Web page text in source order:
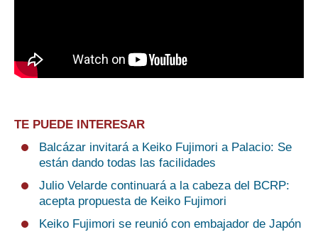
TE PUEDE INTERESAR
Balcázar invitará a Keiko Fujimori a Palacio: Se
están dando todas las facilidades
Julio Velarde continuará a la cabeza del BCRP:
acepta propuesta de Keiko Fujimori
Keiko Fujimori se reunió con embajador de Japón